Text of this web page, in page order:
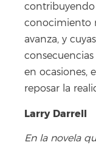
conocimiento
avanza, y
en ocasiones,
reposar la
Larry Darrell
En la novela